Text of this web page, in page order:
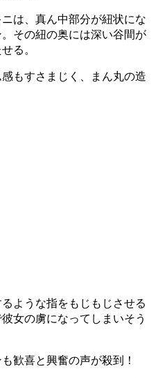
は、真ん中部分が紐状にな
その紐の奥には深い谷間が
る。
もすさまじく、まん丸の造
ような指をもじもじさせる
女の虜になってしまいそう
歓喜と興奮の声が殺到！